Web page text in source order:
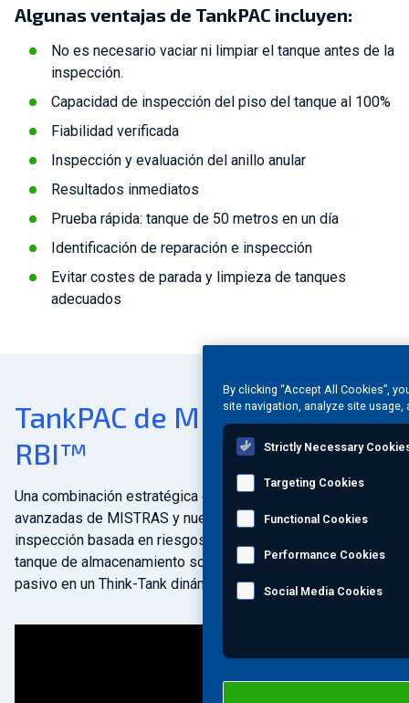
Algunas ventajas de TankPAC incluyen:
No es necesario vaciar ni limpiar el tanque antes de la
inspección.
Capacidad de inspección del piso del tanque al 100%
Fiabilidad verificada
Inspección y evaluación del anillo anular
Resultados inmediatos
Prueba rápida: tanque de 50 metros en un día
Identificación de reparación e inspección
Evitar costes de parada y limpieza de tanques
adecuados
TankPAC de MISTRAS con
RBI™
Una combinación estratégica de las soluciones NDT
avanzadas de MISTRAS y nuestra experiencia en
inspección basada en riesgos (RBI) puede convertir su
tanque de almacenamiento sobre el suelo (AST) estático y
pasivo en un Think-Tank dinámico y activo.
By clicking “Accept All Cookies”,
site navigation, analyze site
Strictly Necessary
Targeting Cookies
Functional Cookies
Performance Cookies
Social Media Cookies